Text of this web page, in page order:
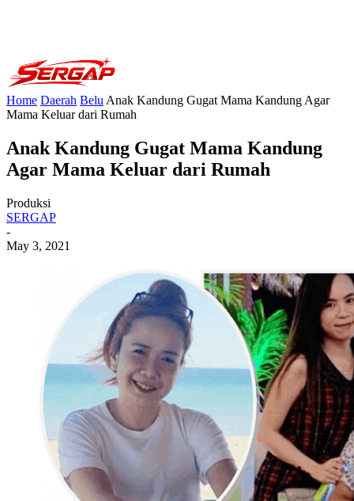
Home Daerah Belu Anak Kandung Gugat Mama Kandung Agar
Mama Keluar dari Rumah
Anak Kandung Gugat Mama Kandung
Agar Mama Keluar dari Rumah
Produksi
SERGAP
-
May 3, 2021